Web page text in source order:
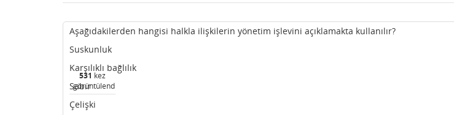
531 kez
görüntülendi
Aşağıdakilerden hangisi halkla ilişkilerin yönetim işlevini açıklamakta kullanılır?
Suskunluk
Karşılıklı bağlılık
Sabır
Çelişki